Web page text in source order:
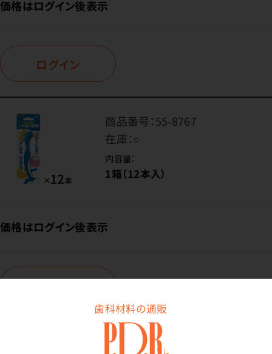
歯科材料の通販
価格はログイン後表示
ログイン
商品番号：55-8767
在庫：○
内容量：
1箱（12本入）
価格はログイン後表示